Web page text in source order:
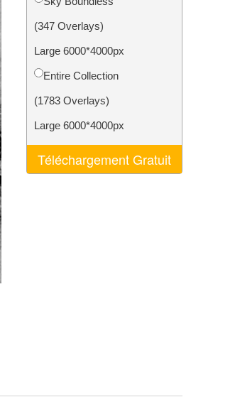
Services
(347 Overlays)
Large 6000*4000px
Entire Collection
(1783 Overlays)
Large 6000*4000px
Téléchargement Gratuit